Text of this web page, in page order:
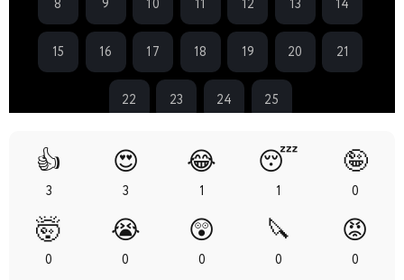
8 9 10 11 12 13 14
15 16 17 18 19 20 21
22 23 24 25
👍
3
😍
3
😂
1
😴
1
🤪
0
🤯
0
😭
0
😲
0
🔪
0
😡
0